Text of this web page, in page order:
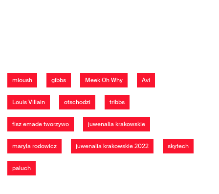
mioush gibbs Meek Oh Why Avi
Louis Villain otschodzi tribbs
fisz emade tworzywo juwenalia krakowskie
maryla rodowicz juwenalia krakowskie 2022 skytech
paluch